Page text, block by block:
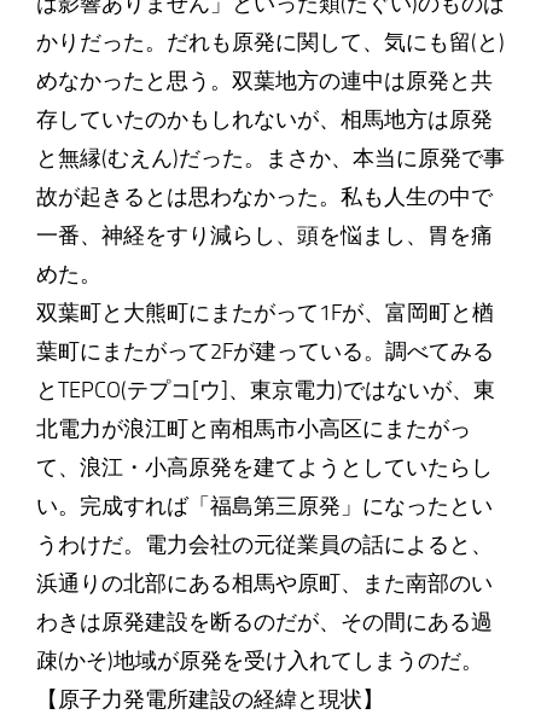
かりだった。だれも原発に関して、気にも留(と)
めなかったと思う。双葉地方の連中は原発と共
存していたのかもしれないが、相馬地方は原発
と無縁(むえん)だった。まさか、本当に原発で事
故が起きるとは思わなかった。私も人生の中で
一番、神経をすり減らし、頭を悩まし、胃を痛
めた。
双葉町と大熊町にまたがって1Fが、富岡町と楢
葉町にまたがって2Fが建っている。調べてみる
とTEPCO(テプコ[ウ]、東京電力)ではないが、東
北電力が浪江町と南相馬市小高区にまたがっ
て、浪江・小高原発を建てようとしていたらし
い。完成すれば「福島第三原発」になったとい
うわけだ。電力会社の元従業員の話によると、
浜通りの北部にある相馬や原町、また南部のい
わきは原発建設を断るのだが、その間にある過
疎(かそ)地域が原発を受け入れてしまうのだ。
【原子力発電所建設の経緯と現状】